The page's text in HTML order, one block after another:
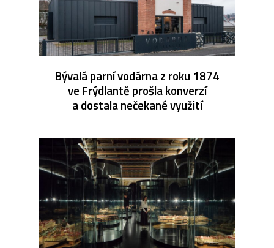
Bývalá parní vodárna z roku 1874
ve Frýdlantě prošla konverzí
a dostala nečekané využití